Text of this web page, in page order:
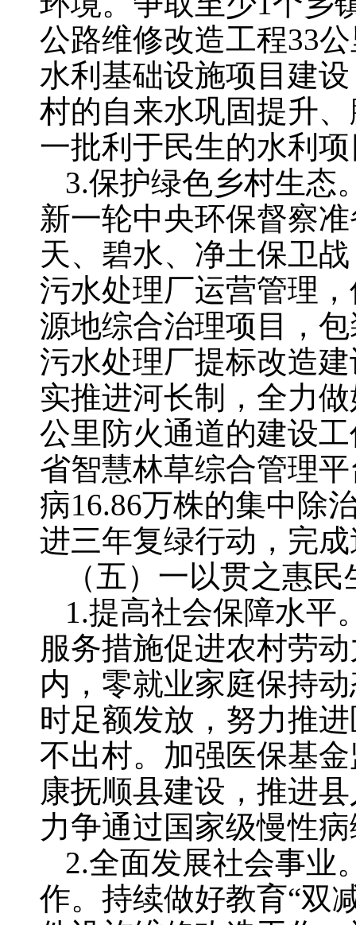
公路维修改造工程33
水利基础设施项目建
村的自来水巩固提升
一批利于民生的水利
3.保护绿色乡村生态
新一轮中央环保督察
天、碧水、净土保卫
污水处理厂运营管理
源地综合治理项目，
污水处理厂提标改造
实推进河长制，全力
公里防火通道的建设
省智慧林草综合管理
病16.86万株的集中除
进三年复绿行动，完
（五）一以贯之惠
1.提高社会保障水平
服务措施促进农村劳
内，零就业家庭保持
时足额发放，努力推
不出村。加强医保基
康抚顺县建设，推进
力争通过国家级慢性
2.全面发展社会事业
作。持续做好教育“双